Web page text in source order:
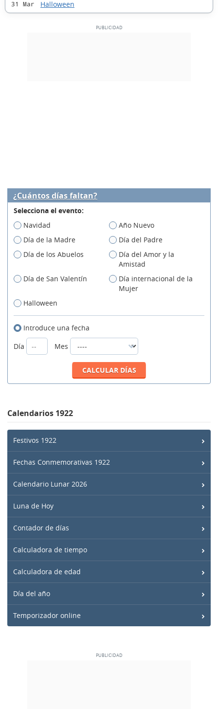
31 Mar Halloween
¿Cuántos días faltan?
Selecciona el evento:
Navidad
Año Nuevo
Día de la Madre
Día del Padre
Día de los Abuelos
Día del Amor y la
Amistad
Día de San Valentín
Día internacional de la
Mujer
Halloween
Introduce una fecha
Día
Mes
Calendarios 1922
Festivos 1922
Fechas Conmemorativas 1922
Calendario Lunar 2026
Luna de Hoy
Contador de días
Calculadora de tiempo
Calculadora de edad
Día del año
Temporizador online